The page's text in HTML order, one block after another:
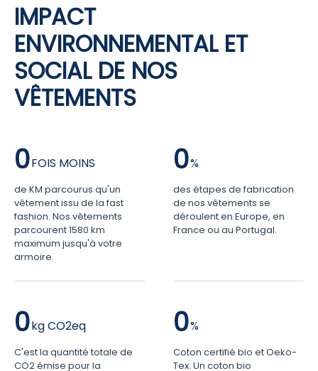
IMPACT
ENVIRONNEMENTAL ET
SOCIAL DE NOS
VÊTEMENTS
0
de KM parcourus qu'un
vêtement issu de la fast
fashion. Nos vêtements
parcourent 1580 km
maximum jusqu'à votre
armoire.
0
des étapes de fabrication
de nos vêtements se
déroulent en Europe, en
France ou au Portugal.
0
C'est la quantité totale de
CO2 émise pour la
0
Coton certifié bio et Oeko-
Tex. Un coton bio